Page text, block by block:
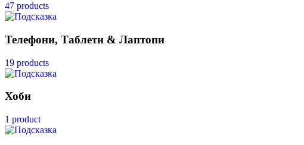
47 products
Телефони, Таблети & Лаптопи
19 products
Хоби
1 product